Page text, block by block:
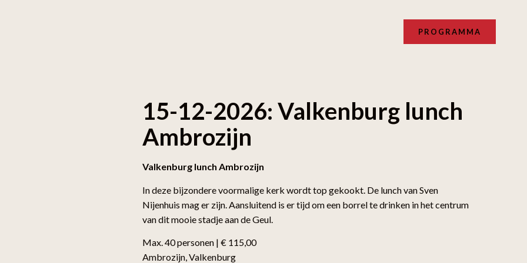
PROGRAMMA
15-12-2026: Valkenburg lunch
Ambrozijn
Valkenburg lunch Ambrozijn
In deze bijzondere voormalige kerk wordt top gekookt. De lunch van Sven
Nijenhuis mag er zijn. Aansluitend is er tijd om een borrel te drinken in het centrum
van dit mooie stadje aan de Geul.
Max. 40 personen | € 115,00
Ambrozijn, Valkenburg